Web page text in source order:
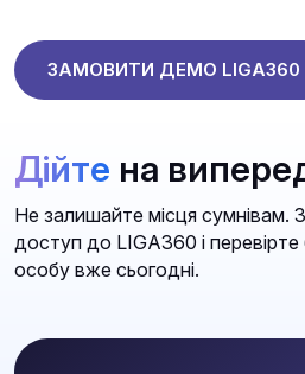
ЗАМОВИТИ ДЕМО LIGA360
Дійте на
Не залишайте місця сумнівам.
доступ до LIGA360 і
особу вже сьогодні.